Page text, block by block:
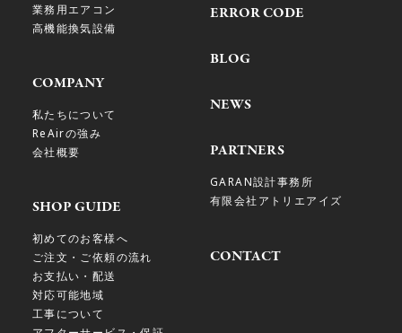
業務用エアコン
高機能換気設備
COMPANY
私たちについて
ReAirの強み
会社概要
SHOP GUIDE
初めてのお客様へ
ご注文・ご依頼の流れ
お支払い・配送
対応可能地域
工事について
ERROR CODE
BLOG
NEWS
PARTNERS
GARAN設計事務所
有限会社アトリエアイズ
CONTACT